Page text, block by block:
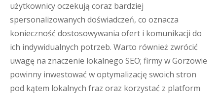
użytkownicy oczekują coraz bardziej
spersonalizowanych doświadczeń, co oznacza
konieczność dostosowywania ofert i komunikacji do
ich indywidualnych potrzeb. Warto również zwrócić
uwagę na znaczenie lokalnego SEO; firmy w Gorzowie
powinny inwestować w optymalizację swoich stron
pod kątem lokalnych fraz oraz korzystać z platform